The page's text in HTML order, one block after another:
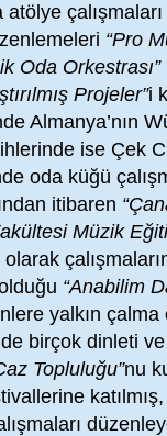
atölye
“Pro
Oda Orkestrası”
Projeler”i
Almanya’nın
ise Çek
oda küğü
itibaren
Müzik
“Anabilim
yalkın çalma
birçok dinleti
Topluluğu”nu